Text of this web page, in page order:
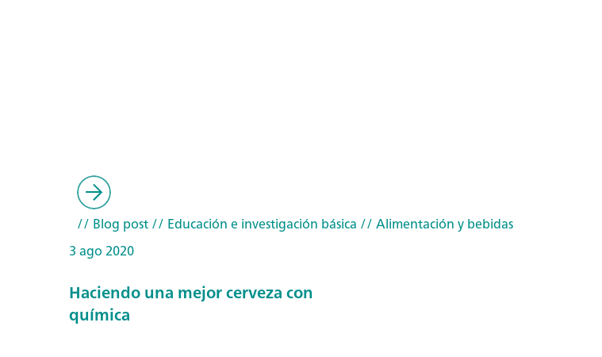
// Blog post// Educación e investigación básica // Alimentación y bebidas
3 ago 2020
Haciendo una mejor cerveza con
química